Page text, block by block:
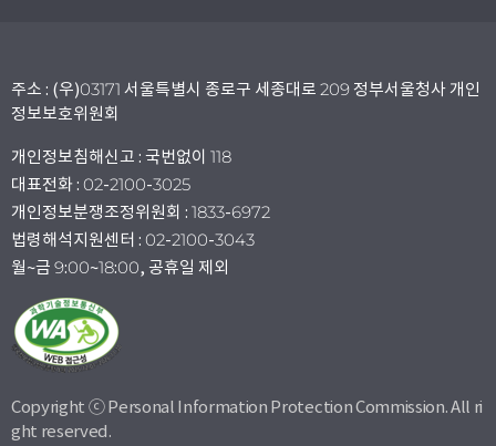
주소 : (우)03171 서울특별시 종로구 세종대로 209 정부서울청사 개인
정보보호위원회
개인정보침해신고 : 국번없이 118
대표전화 : 02-2100-3025
개인정보분쟁조정위원회 : 1833-6972
법령해석지원센터 : 02-2100-3043
월~금 9:00~18:00, 공휴일 제외
Copyright ⓒ Personal Information Protection Commission. All ri
ght reserved.